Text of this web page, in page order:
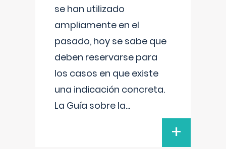
se han utilizado
ampliamente en el
pasado, hoy se sabe que
deben reservarse para
los casos en que existe
una indicación concreta.
La Guía sobre la...
+